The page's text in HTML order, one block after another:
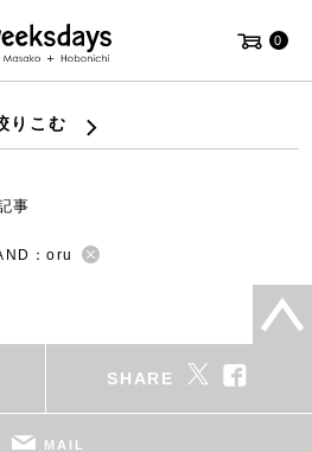
0
りこむ
事
：oru
SHARE
MAIL